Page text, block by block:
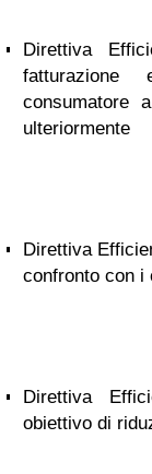
Direttiva
consumatore
ulteriormente
Direttiva
confronto con i
Direttiva
obiettivo di